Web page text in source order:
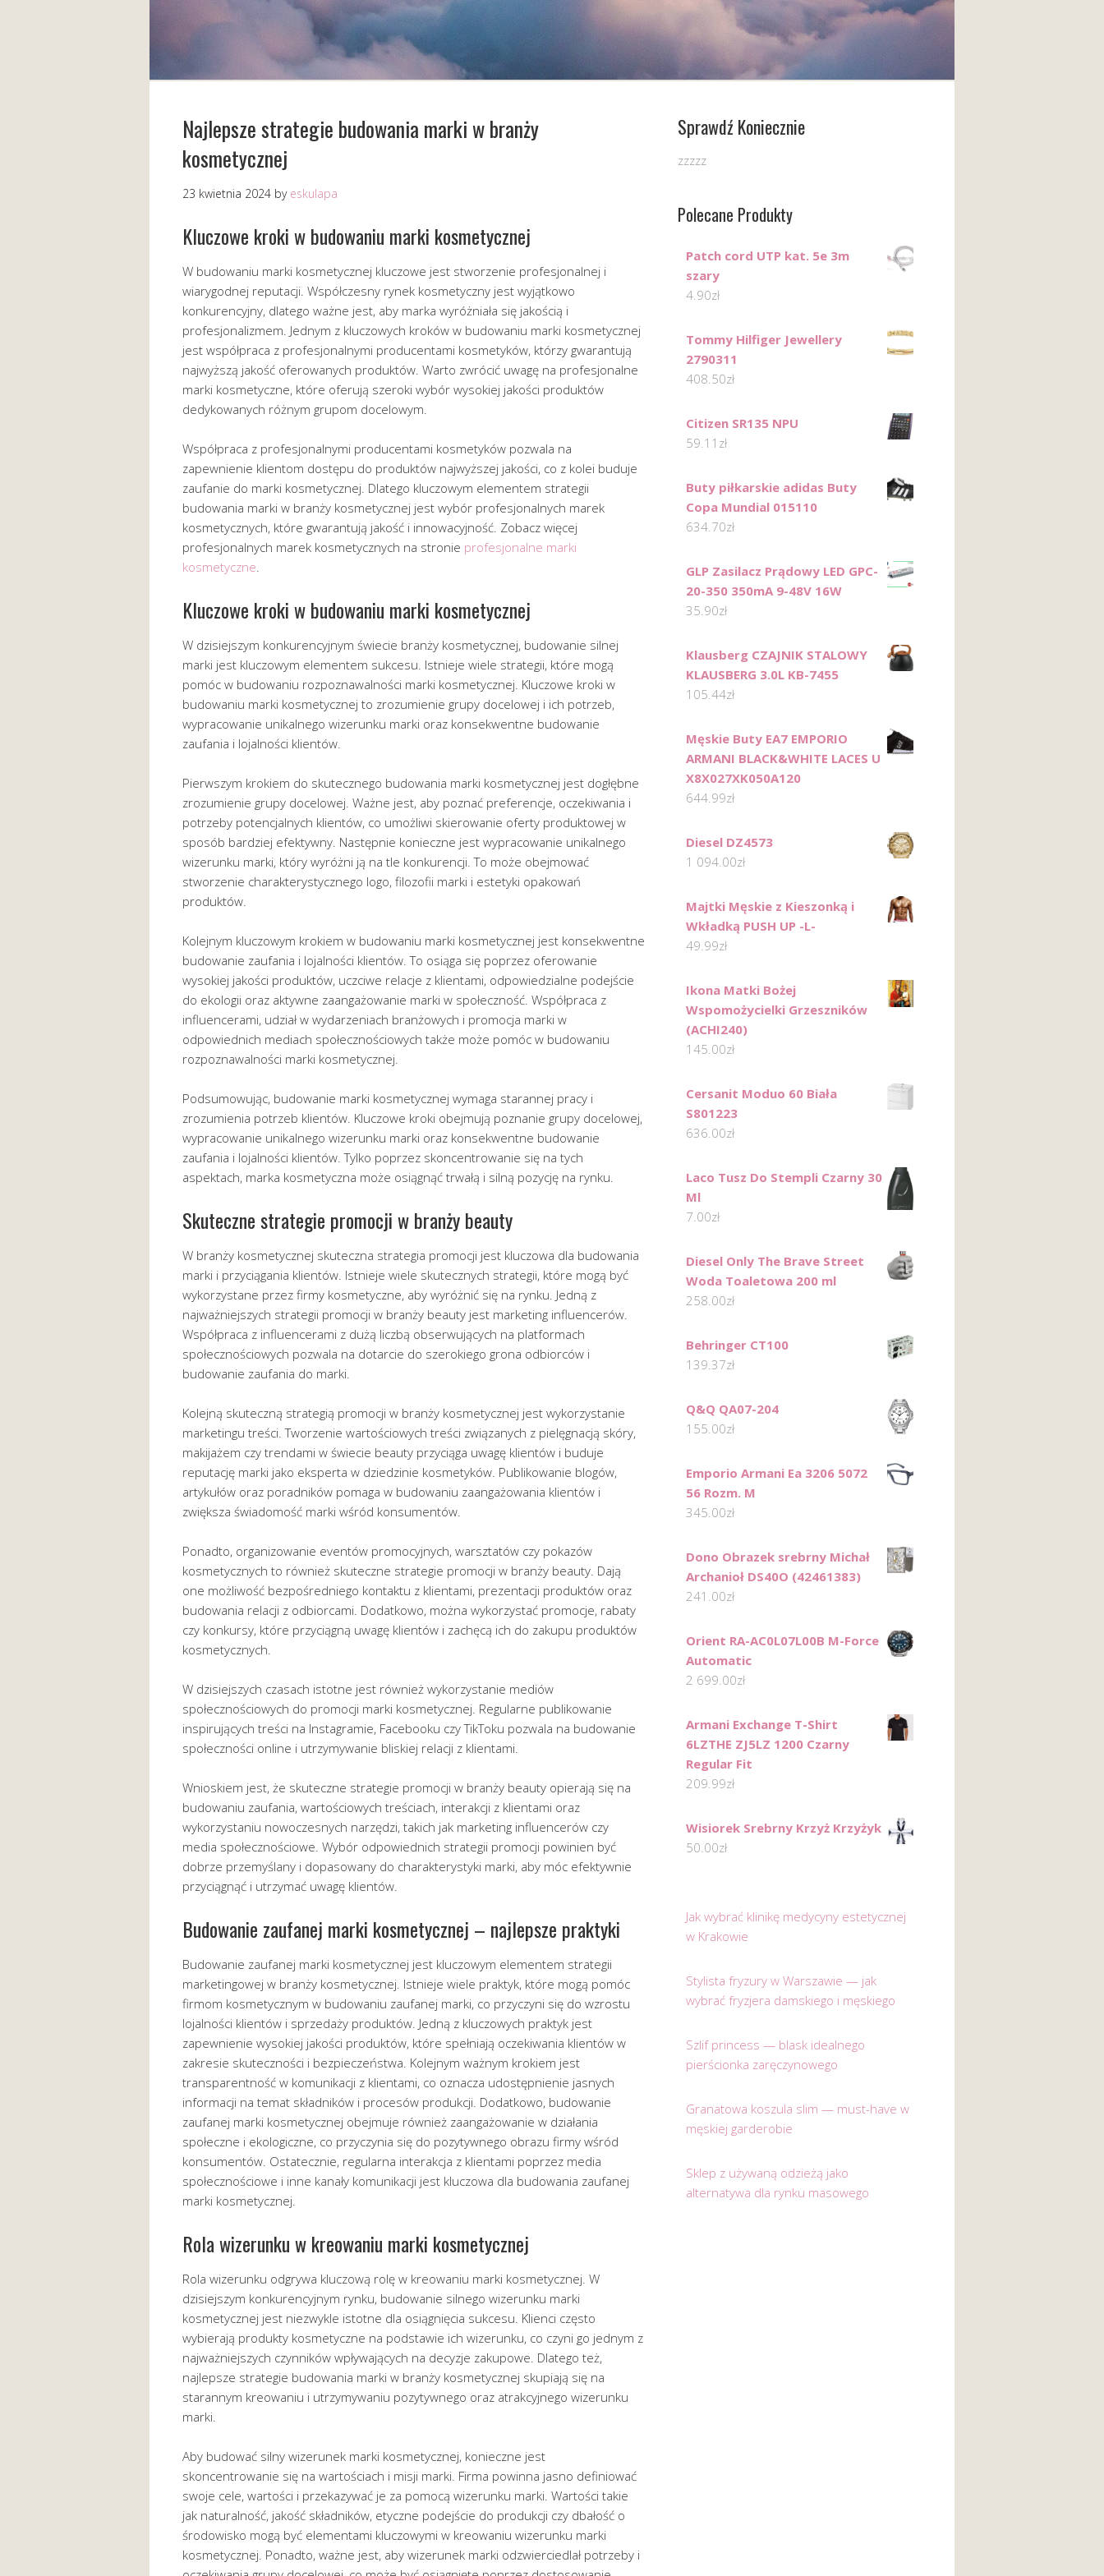
Najlepsze strategie budowania marki w branży
kosmetycznej
23 kwietnia 2024 by eskulapa
Kluczowe kroki w budowaniu marki kosmetycznej
W budowaniu marki kosmetycznej kluczowe jest stworzenie profesjonalnej i
wiarygodnej reputacji. Współczesny rynek kosmetyczny jest wyjątkowo
konkurencyjny, dlatego ważne jest, aby marka wyróżniała się jakością i
profesjonalizmem. Jednym z kluczowych kroków w budowaniu marki kosmetycznej
jest współpraca z profesjonalnymi producentami kosmetyków, którzy gwarantują
najwyższą jakość oferowanych produktów. Warto zwrócić uwagę na profesjonalne
marki kosmetyczne, które oferują szeroki wybór wysokiej jakości produktów
dedykowanych różnym grupom docelowym.
Współpraca z profesjonalnymi producentami kosmetyków pozwala na
zapewnienie klientom dostępu do produktów najwyższej jakości, co z kolei buduje
zaufanie do marki kosmetycznej. Dlatego kluczowym elementem strategii
budowania marki w branży kosmetycznej jest wybór profesjonalnych marek
kosmetycznych, które gwarantują jakość i innowacyjność. Zobacz więcej
profesjonalnych marek kosmetycznych na stronie profesjonalne marki
kosmetyczne.
Kluczowe kroki w budowaniu marki kosmetycznej
W dzisiejszym konkurencyjnym świecie branży kosmetycznej, budowanie silnej
marki jest kluczowym elementem sukcesu. Istnieje wiele strategii, które mogą
pomóc w budowaniu rozpoznawalności marki kosmetycznej. Kluczowe kroki w
budowaniu marki kosmetycznej to zrozumienie grupy docelowej i ich potrzeb,
wypracowanie unikalnego wizerunku marki oraz konsekwentne budowanie
zaufania i lojalności klientów.
Pierwszym krokiem do skutecznego budowania marki kosmetycznej jest dogłębne
zrozumienie grupy docelowej. Ważne jest, aby poznać preferencje, oczekiwania i
potrzeby potencjalnych klientów, co umożliwi skierowanie oferty produktowej w
sposób bardziej efektywny. Następnie konieczne jest wypracowanie unikalnego
wizerunku marki, który wyróżni ją na tle konkurencji. To może obejmować
stworzenie charakterystycznego logo, filozofii marki i estetyki opakowań
produktów.
Kolejnym kluczowym krokiem w budowaniu marki kosmetycznej jest konsekwentne
budowanie zaufania i lojalności klientów. To osiąga się poprzez oferowanie
wysokiej jakości produktów, uczciwe relacje z klientami, odpowiedzialne podejście
do ekologii oraz aktywne zaangażowanie marki w społeczność. Współpraca z
influencerami, udział w wydarzeniach branżowych i promocja marki w
odpowiednich mediach społecznościowych także może pomóc w budowaniu
rozpoznawalności marki kosmetycznej.
Podsumowując, budowanie marki kosmetycznej wymaga starannej pracy i
zrozumienia potrzeb klientów. Kluczowe kroki obejmują poznanie grupy docelowej,
wypracowanie unikalnego wizerunku marki oraz konsekwentne budowanie
zaufania i lojalności klientów. Tylko poprzez skoncentrowanie się na tych
aspektach, marka kosmetyczna może osiągnąć trwałą i silną pozycję na rynku.
Skuteczne strategie promocji w branży beauty
W branży kosmetycznej skuteczna strategia promocji jest kluczowa dla budowania
marki i przyciągania klientów. Istnieje wiele skutecznych strategii, które mogą być
wykorzystane przez firmy kosmetyczne, aby wyróżnić się na rynku. Jedną z
najważniejszych strategii promocji w branży beauty jest marketing influencerów.
Współpraca z influencerami z dużą liczbą obserwujących na platformach
społecznościowych pozwala na dotarcie do szerokiego grona odbiorców i
budowanie zaufania do marki.
Kolejną skuteczną strategią promocji w branży kosmetycznej jest wykorzystanie
marketingu treści. Tworzenie wartościowych treści związanych z pielęgnacją skóry,
makijażem czy trendami w świecie beauty przyciąga uwagę klientów i buduje
reputację marki jako eksperta w dziedzinie kosmetyków. Publikowanie blogów,
artykułów oraz poradników pomaga w budowaniu zaangażowania klientów i
zwiększa świadomość marki wśród konsumentów.
Ponadto, organizowanie eventów promocyjnych, warsztatów czy pokazów
kosmetycznych to również skuteczne strategie promocji w branży beauty. Dają
one możliwość bezpośredniego kontaktu z klientami, prezentacji produktów oraz
budowania relacji z odbiorcami. Dodatkowo, można wykorzystać promocje, rabaty
czy konkursy, które przyciągną uwagę klientów i zachęcą ich do zakupu produktów
kosmetycznych.
W dzisiejszych czasach istotne jest również wykorzystanie mediów
społecznościowych do promocji marki kosmetycznej. Regularne publikowanie
inspirujących treści na Instagramie, Facebooku czy TikToku pozwala na budowanie
społeczności online i utrzymywanie bliskiej relacji z klientami.
Wnioskiem jest, że skuteczne strategie promocji w branży beauty opierają się na
budowaniu zaufania, wartościowych treściach, interakcji z klientami oraz
wykorzystaniu nowoczesnych narzędzi, takich jak marketing influencerów czy
media społecznościowe. Wybór odpowiednich strategii promocji powinien być
dobrze przemyślany i dopasowany do charakterystyki marki, aby móc efektywnie
przyciągnąć i utrzymać uwagę klientów.
Budowanie zaufanej marki kosmetycznej – najlepsze praktyki
Budowanie zaufanej marki kosmetycznej jest kluczowym elementem strategii
marketingowej w branży kosmetycznej. Istnieje wiele praktyk, które mogą pomóc
firmom kosmetycznym w budowaniu zaufanej marki, co przyczyni się do wzrostu
lojalności klientów i sprzedaży produktów. Jedną z kluczowych praktyk jest
zapewnienie wysokiej jakości produktów, które spełniają oczekiwania klientów w
zakresie skuteczności i bezpieczeństwa. Kolejnym ważnym krokiem jest
transparentność w komunikacji z klientami, co oznacza udostępnienie jasnych
informacji na temat składników i procesów produkcji. Dodatkowo, budowanie
zaufanej marki kosmetycznej obejmuje również zaangażowanie w działania
społeczne i ekologiczne, co przyczynia się do pozytywnego obrazu firmy wśród
konsumentów. Ostatecznie, regularna interakcja z klientami poprzez media
społecznościowe i inne kanały komunikacji jest kluczowa dla budowania zaufanej
marki kosmetycznej.
Rola wizerunku w kreowaniu marki kosmetycznej
Rola wizerunku odgrywa kluczową rolę w kreowaniu marki kosmetycznej. W
dzisiejszym konkurencyjnym rynku, budowanie silnego wizerunku marki
kosmetycznej jest niezwykle istotne dla osiągnięcia sukcesu. Klienci często
wybierają produkty kosmetyczne na podstawie ich wizerunku, co czyni go jednym z
najważniejszych czynników wpływających na decyzje zakupowe. Dlatego też,
najlepsze strategie budowania marki w branży kosmetycznej skupiają się na
starannym kreowaniu i utrzymywaniu pozytywnego oraz atrakcyjnego wizerunku
marki.
Aby budować silny wizerunek marki kosmetycznej, konieczne jest
skoncentrowanie się na wartościach i misji marki. Firma powinna jasno definiować
swoje cele, wartości i przekazywać je za pomocą wizerunku marki. Wartości takie
jak naturalność, jakość składników, etyczne podejście do produkcji czy dbałość o
środowisko mogą być elementami kluczowymi w kreowaniu wizerunku marki
kosmetycznej. Ponadto, ważne jest, aby wizerunek marki odzwierciedlał potrzeby i
Sprawdź Koniecznie
zzzzz
Polecane Produkty
Patch cord UTP kat. 5e 3m
szary
4.90zł
Tommy Hilfiger Jewellery
2790311
408.50zł
Citizen SR135 NPU
59.11 zł
Buty piłkarskie adidas Buty
Copa Mundial 015110
634.70zł
GLP Zasilacz Prądowy LED GPC-
20-350 350mA 9-48V 16W
35.90zł
Klausberg CZAJNIK STALOWY
KLAUSBERG 3.0L KB-7455
105.44zł
Męskie Buty EA7 EMPORIO
ARMANI BLACK&WHITE LACES U
X8X027XK050A120
644.99zł
Diesel DZ4573
1 094.00zł
Majtki Męskie z Kieszonką i
Wkładką PUSH UP -L-
49.99zł
Ikona Matki Bożej
Wspomożycielki Grzeszników
(ACHI240)
145.00zł
Cersanit Moduo 60 Biała
S801223
636.00zł
Laco Tusz Do Stempli Czarny 30
Ml
7.00zł
Diesel Only The Brave Street
Woda Toaletowa 200 ml
258.00zł
Behringer CT100
139.37zł
Q&Q QA07-204
155.00zł
Emporio Armani Ea 3206 5072
56 Rozm. M
345.00zł
Dono Obrazek srebrny Michał
Archanioł DS40O (42461383)
241.00zł
Orient RA-AC0L07L00B M-Force
Automatic
2 699.00zł
Armani Exchange T-Shirt
6LZTHE ZJ5LZ 1200 Czarny
Regular Fit
209.99zł
Wisiorek Srebrny Krzyż Krzyżyk
50.00zł
Jak wybrać klinikę medycyny estetycznej
w Krakowie
Stylista fryzury w Warszawie — jak
wybrać fryzjera damskiego i męskiego
Szlif princess — blask idealnego
pierścionka zaręczynowego
Granatowa koszula slim — must-have w
męskiej garderobie
Sklep z używaną odzieżą jako
alternatywa dla rynku masowego